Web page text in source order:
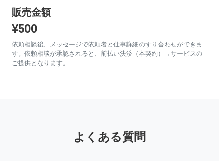
販売金額
¥500
依頼相談後、メッセージで依頼者と仕事詳細のすり合わせができま
す。依頼相談が承認されると、前払い決済（本契約）→サービスの
ご提供となります。
よくある質問